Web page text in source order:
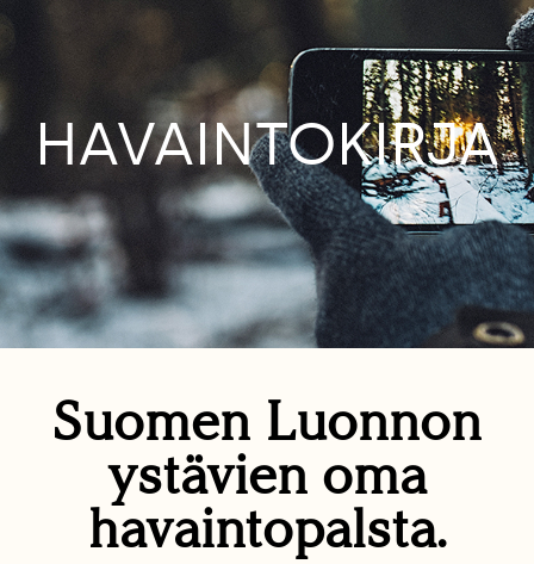
HAVAINTOKIRJA
Suomen Luonnon
ystävien oma
havaintopalsta.